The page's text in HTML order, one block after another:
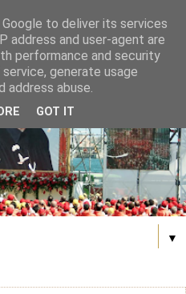
▼
to deliver its services
address and user-agent are
performance and security
generate usage
abuse.
GOT IT